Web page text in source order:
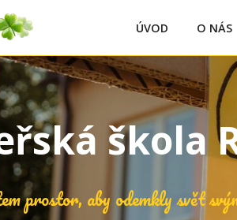
ÚVOD O NÁS
škola
prostor, aby odemkly svět